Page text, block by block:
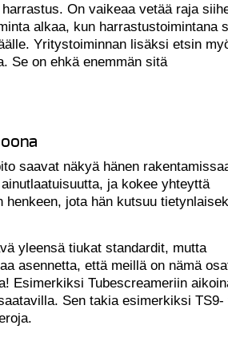
On vaikeaa vetää raja
alkaa, kun harrastustoimintana
Yritystoiminnan lisäksi etsin
Se on ehkä enemmän sitä
saavat näkyä hänen
ja kokee yhteyttä
jota hän kutsuu
yleensä tiukat standardit, mutta
asennetta, että meillä on nämä
Esimerkiksi Tubescreameriin
Sen takia esimerkiksi TS9-